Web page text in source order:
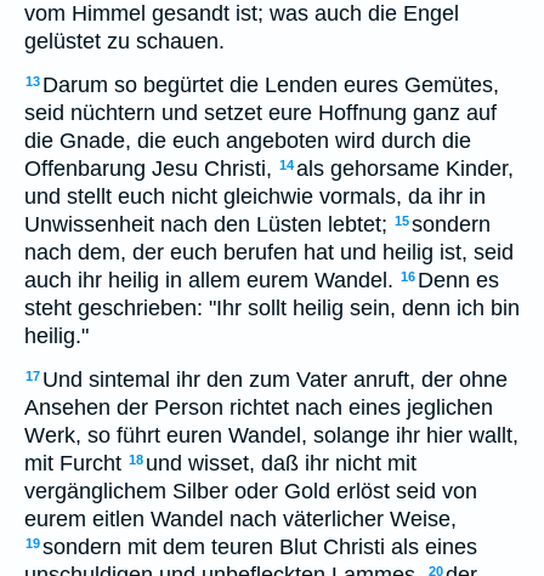
vom Himmel gesandt ist; was auch die Engel
gelüstet zu schauen.
13 Darum so begürtet die Lenden eures Gemütes,
seid nüchtern und setzet eure Hoffnung ganz auf
die Gnade, die euch angeboten wird durch die
Offenbarung Jesu Christi, 14als gehorsame Kinder,
und stellt euch nicht gleichwie vormals, da ihr in
Unwissenheit nach den Lüsten lebtet; 15sondern
nach dem, der euch berufen hat und heilig ist, seid
auch ihr heilig in allem eurem Wandel. 16 Denn es
steht geschrieben: "Ihr sollt heilig sein, denn ich bin
heilig."
17 Und sintemal ihr den zum Vater anruft, der ohne
Ansehen der Person richtet nach eines jeglichen
Werk, so führt euren Wandel, solange ihr hier wallt,
mit Furcht 18 und wisset, daß ihr nicht mit
vergänglichem Silber oder Gold erlöst seid von
eurem eitlen Wandel nach väterlicher Weise,
19sondern mit dem teuren Blut Christi als eines
20